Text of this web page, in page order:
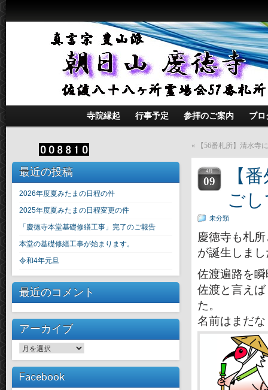
寺院縁起 行事予定 参拝のご案内 ブロ
最近の投稿
2026年度夏みたまの日程の件
2025年度夏みたまの日程変更の件
「慶徳寺本堂基礎修繕工事」完了のご報告
本堂の基礎修繕工事が始まります。
令和4年元旦
最近のコメント
アーカイブ
ア
ー
カ
イ
Facebook
« 【56番札所】清水寺
4月
09
【
ご
未分類
慶徳寺も札
が誕生しま
佐渡遍路を
佐渡と言え
た。
名前はまだ